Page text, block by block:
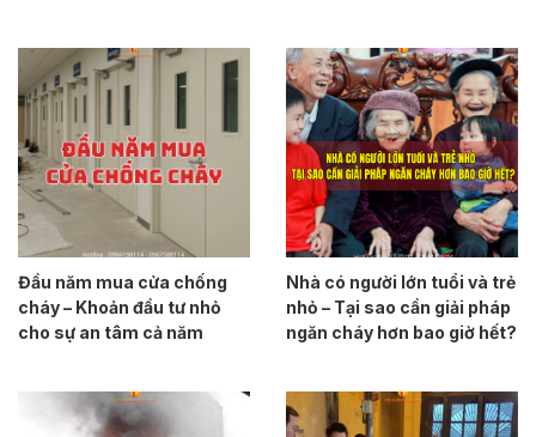
Đầu năm mua cửa chống
cháy – Khoản đầu tư nhỏ
cho sự an tâm cả năm
Nhà có người lớn tuổi và trẻ
nhỏ – Tại sao cần giải pháp
ngăn cháy hơn bao giờ hết?